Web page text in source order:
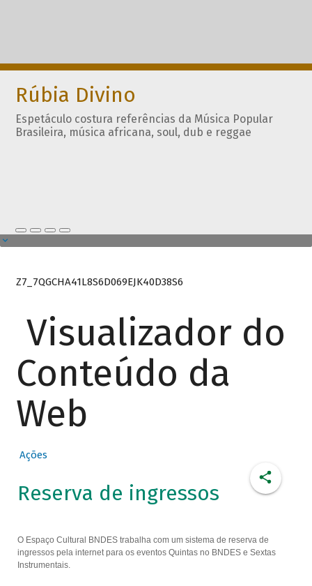
Rúbia Divino
Espetáculo costura referências da Música Popular
Brasileira, música africana, soul, dub e reggae
Z7_7QGCHA41L8S6D069EJK40D38S6
Visualizador do
Conteúdo da
Web
Ações
Reserva de ingressos
O Espaço Cultural BNDES trabalha com um sistema de reserva de
ingressos pela internet para os eventos Quintas no BNDES e Sextas
Instrumentais.